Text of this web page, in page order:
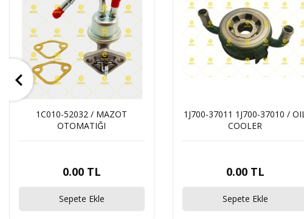
1C010-52032 / MAZOT
OTOMATIĞI
0.00 TL
Sepete Ekle
1J700-37011 1J700-37010 / OIL
COOLER
0.00 TL
Sepete Ekle